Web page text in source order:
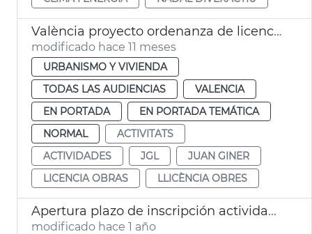
València proyecto ordenanza de licencias y actividades
modificado hace 11 meses
URBANISMO Y VIVIENDA
TODAS LAS AUDIENCIAS
VALENCIA
EN PORTADA
EN PORTADA TEMÁTICA
NORMAL
ACTIVITATS
ACTIVIDADES
JGL
JUAN GINER
LICENCIA OBRAS
LLICÈNCIA OBRES
Apertura plazo de inscripción actividades personas mayores València
modificado hace 1 año